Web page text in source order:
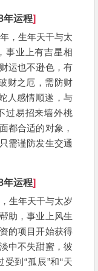
年运程]
，生年天干与太
事业上有吉星相
运也不逊色，有
财之厄，需防财
人感情顺遂，与
过易招来墙外桃
都合适的对象，
需谨防发生交通
年运程]
生年天干与太岁
助，事业上风生
的项目开始获得
中不失甜蜜，彼
到“孤辰”和“天